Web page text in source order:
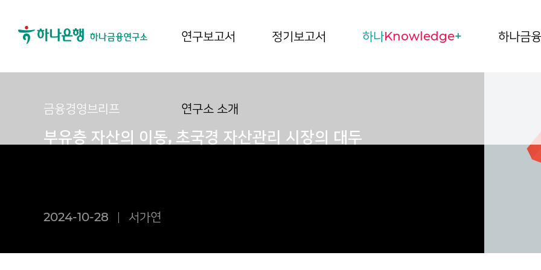
연구보고서 정기보고서 하나Knowledge+ 하나금
연구소 소개
금융경영브리프
부유층 자산의 이동, 초국경 자산관리 시장의 대두
2024-10-28 서가연